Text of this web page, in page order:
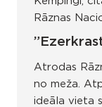
Rāznas
Atrodas
no meža.
ideāla vieta